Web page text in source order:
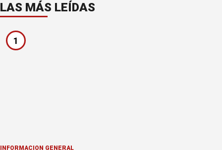
LAS MÁS LEÍDAS
1
INFORMACION GENERAL